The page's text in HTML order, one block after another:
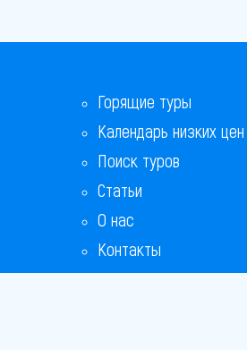
Горящие туры
Календарь низких цен
Поиск туров
Статьи
О нас
Контакты
Бонусная программа